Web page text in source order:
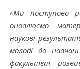
«Ми поступово
оновлюємо
наукові
молоді до
факультет